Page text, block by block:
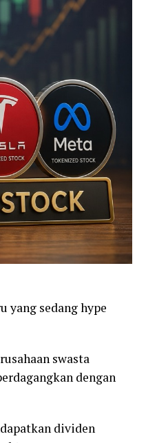
yang sedang hype
swasta
dengan
dividen